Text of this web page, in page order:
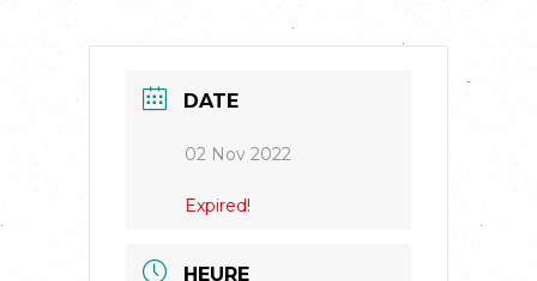
DATE
02 Nov 2022
Expired!
HEURE